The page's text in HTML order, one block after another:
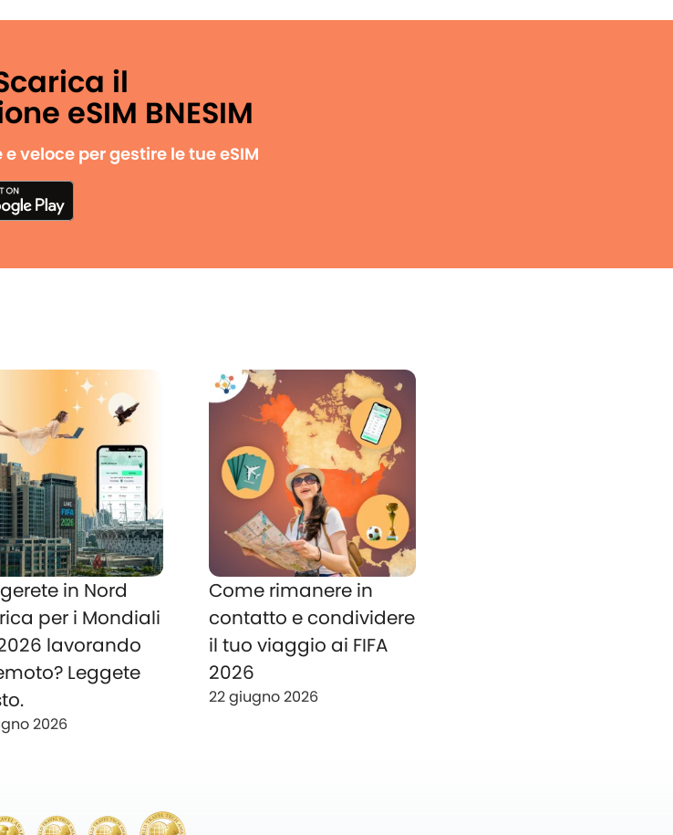
il
eSIM BNESIM
veloce per gestire le tue eSIM
in Nord
per i Mondiali
2026 lavorando
Leggete
2026
Come rimanere in
contatto e condividere
il tuo viaggio ai FIFA
2026
22 giugno 2026